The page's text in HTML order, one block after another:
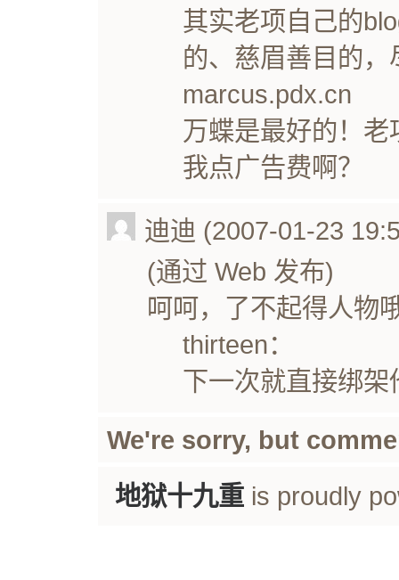
其实老项自己的
的、慈眉善目的，
marcus.pdx.cn
万蝶是最好的！
我点广告费啊？
迪迪 (2007-01-23
(通过 Web 发布)
呵呵，了不起得人物
thirteen：
下一次就直接绑
We're sorry, but
地狱十九重is proudly